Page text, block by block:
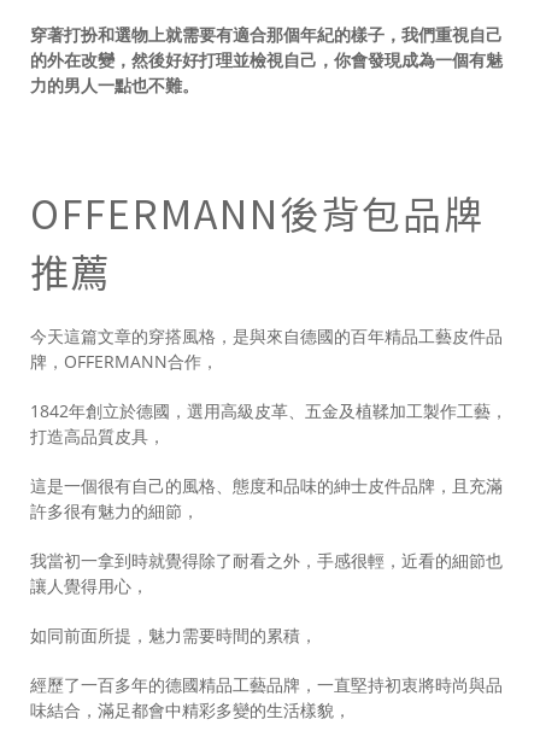
穿著打扮和選物上就需要有適合那個年紀的樣子，我們重視自己
的外在改變，然後好好打理並檢視自己，你會發現成為一個有魅
力的男人一點也不難。
OFFERMANN後背包品牌
推薦
今天這篇文章的穿搭風格，是與來自德國的百年精品工藝皮件品
牌，OFFERMANN合作，
1842年創立於德國，選用高級皮革、五金及植鞣加工製作工藝，
打造高品質皮具，
這是一個很有自己的風格、態度和品味的紳士皮件品牌，且充滿
許多很有魅力的細節，
我當初一拿到時就覺得除了耐看之外，手感很輕，近看的細節也
讓人覺得用心，
如同前面所提，魅力需要時間的累積，
經歷了一百多年的德國精品工藝品牌，一直堅持初衷將時尚與品
味結合，滿足都會中精彩多變的生活樣貌，